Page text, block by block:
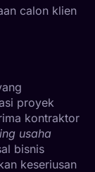
calon klien
proyek
kontraktor
usaha
bisnis
keseriusan